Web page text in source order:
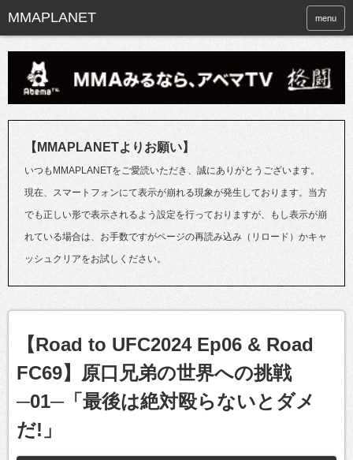
menu
【MMAPLANETよりお願い】
いつもMMAPLANETをご愛読いただき、誠にありがとうございます。
現在、スマートフォンにて表示が崩れる現象が発生しております。当方
でも正しい形で表示されるよう設定を行っておりますが、もし表示が崩
れている場合は、お手数ですがページの再読み込み（リロード）かキャ
ッシュクリアをお試しください。
【Road to UFC2024 Ep06 & Road
FC69】原口兄弟の世界への挑戦
─01─「最後は絶対殴らないとダメ
だ!」